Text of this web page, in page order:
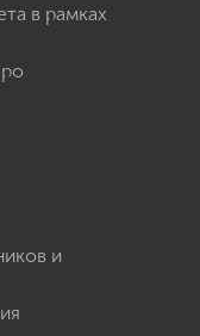
в рамках
и